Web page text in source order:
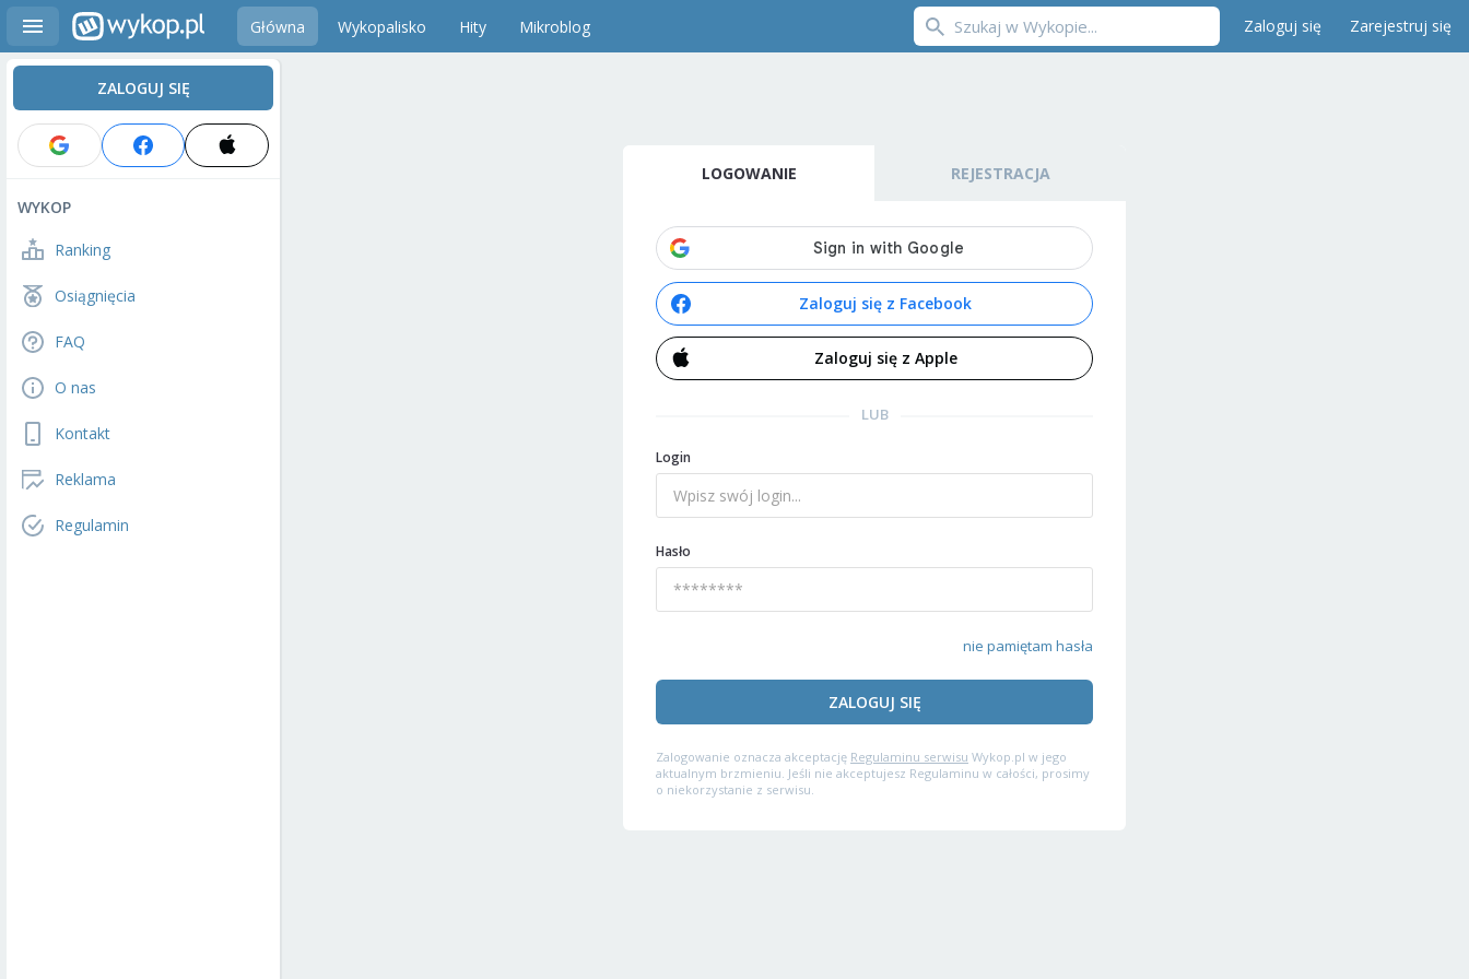
Główna Wykopalisko Hity Mikroblog Zaloguj się Zarejestruj się
ZALOGUJ SIĘ
WYKOP
Ranking
Osiągnięcia
FAQ
O nas
Kontakt
Reklama
Regulamin
LOGOWANIE REJESTRACJA
Zaloguj się z Facebook
Zaloguj się z Apple
LUB
Login
Hasło
nie pamiętam hasła
ZALOGUJ SIĘ
Zalogowanie oznacza akceptację Regulaminu serwisu Wykop.pl w jego
aktualnym brzmieniu. Jeśli nie akceptujesz Regulaminu w całości, prosimy
o niekorzystanie z serwisu.